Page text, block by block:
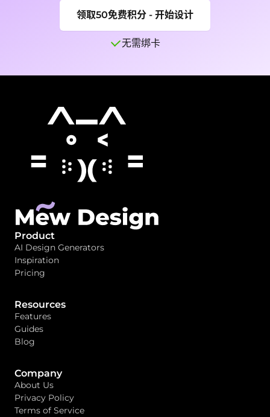
领取50免费积分 - 开始设计
无需绑卡
Product
AI Design Generators
Inspiration
Pricing
Resources
Features
Guides
Blog
Company
About Us
Privacy Policy
Terms of Service